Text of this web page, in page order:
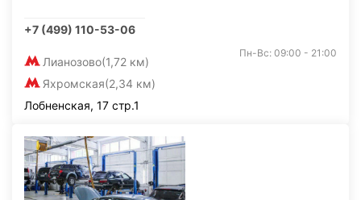
+7 (499) 110-53-06
Лианозово(1,72 км)
Яхромская(2,34 км)
Пн-Вс: 09:00 - 21:00
Лобненская, 17 стр.1